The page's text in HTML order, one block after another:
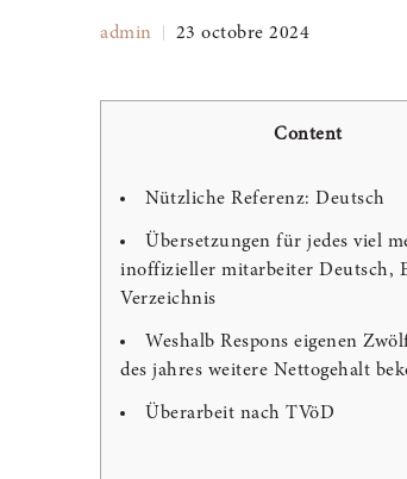
admin 23 octobre 2024
Content
Nützliche Referenz: Deutsch
Übersetzungen für jedes viel
inoffizieller mitarbeiter Deutsch,
Verzeichnis
Weshalb Respons eigenen
des jahres weitere Nettogehalt
Überarbeit nach TVöD